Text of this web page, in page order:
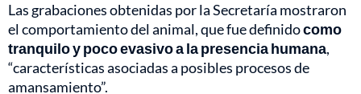
Las grabaciones obtenidas por la Secretaría mostraron
el comportamiento del animal, que fue definidocomo
tranquilo y poco evasivo a la presencia humana,
“características asociadas a posibles procesos de
amansamiento”.